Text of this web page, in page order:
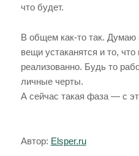
что будет.
В общем как-то так. Думаю
вещи устаканятся и то,
реализованно. Будь то
личные черты.
А сейчас такая фаза — с
Автор: Elsper.ru